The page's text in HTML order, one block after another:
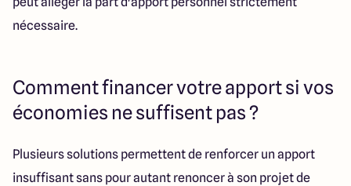
nécessaire.
Comment financer votre apport si vos
économies ne suffisent pas ?
Plusieurs solutions permettent de renforcer un apport
insuffisant sans pour autant renoncer à son projet de